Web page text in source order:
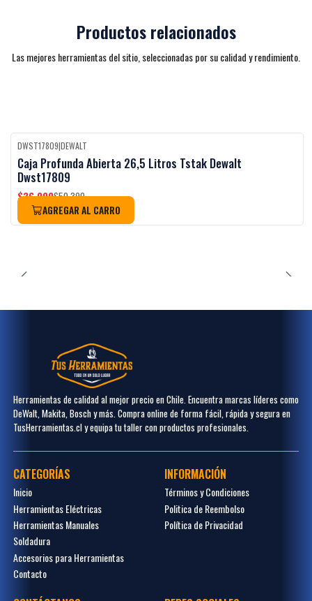
Productos relacionados
Las mejores herramientas del sitio, seleccionadas por su calidad y rendimiento.
-27%OFF
DWST17809|DEWALT
Caja Profunda Abierta 26,5 Litros Tstak Dewalt
Dwst17809
$36.990$50.390
AGREGAR AL CARRO
Herramientas de calidad al mejor precio en Chile. Encuentra marcas líderes como
DeWalt, Makita, Bosch y más. Compra online de forma fácil, rápida y segura en
TusHerramientas.cl y equipa tu taller con productos profesionales.
CATEGORÍAS
Inicio
Herramientas Eléctricas
Herramientas Manuales
Soldadura
Accesorios para Herramientas
Contacto
INFORMACIÓN
Términos y Condiciones
Politica de Reembolso
Política de Privacidad